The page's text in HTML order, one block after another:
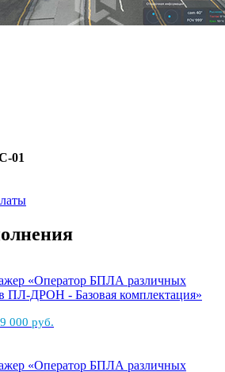
01
«Оператор БПЛА различных
ПЛ-ДРОН - Базовая комплектация»
000 руб.
«Оператор БПЛА различных